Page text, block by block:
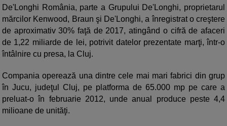
De'Longhi România, parte a Grupului De'Longhi, proprietarul
mărcilor Kenwood, Braun şi De'Longhi, a înregistrat o creştere
de aproximativ 30% faţă de 2017, atingând o cifră de afaceri
de 1,22 miliarde de lei, potrivit datelor prezentate marţi, într-o
întâlnire cu presa, la Cluj.
Compania operează una dintre cele mai mari fabrici din grup
în Jucu, judeţul Cluj, pe platforma de 65.000 mp pe care a
preluat-o în februarie 2012, unde anual produce peste 4,4
milioane de unităţi.